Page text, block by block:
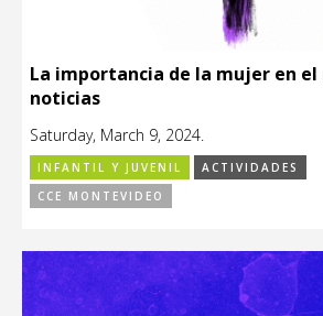
La importancia de la mujer en
noticias
Saturday, March 9, 2024.
INFANTIL Y JUVENIL
ACTIVIDADES
CCE MONTEVIDEO